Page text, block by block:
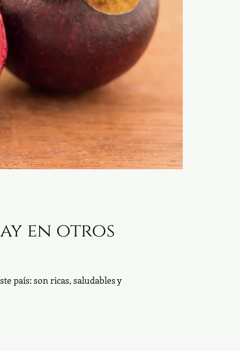
en otros
país: son ricas, saludables y